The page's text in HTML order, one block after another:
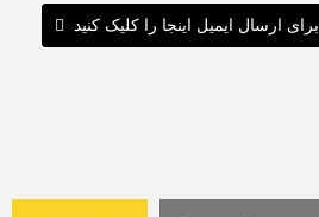
برای ارسال ایمیل اینجا را کلیک کنید